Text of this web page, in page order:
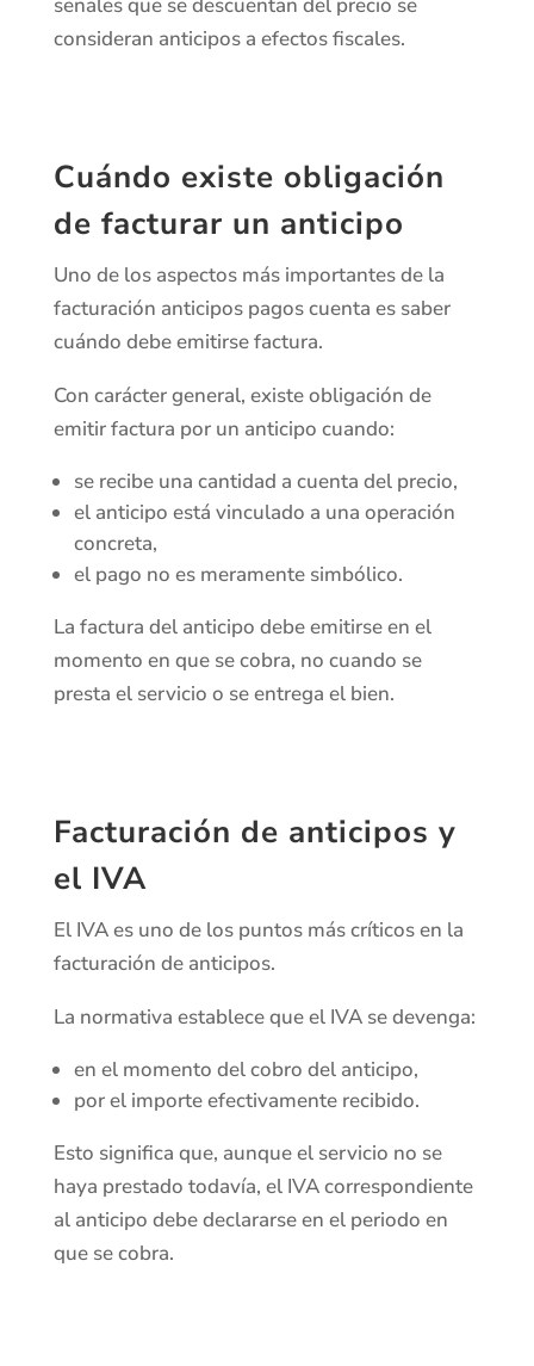
consideran anticipos a efectos fiscales.
Cuándo existe obligación
de facturar un anticipo
Uno de los aspectos más importantes de la
facturación anticipos pagos cuenta es saber
cuándo debe emitirse factura.
Con carácter general, existe obligación de
emitir factura por un anticipo cuando:
se recibe una cantidad a cuenta del precio,
el anticipo está vinculado a una operación
concreta,
el pago no es meramente simbólico.
La factura del anticipo debe emitirse en el
momento en que se cobra, no cuando se
presta el servicio o se entrega el bien.
Facturación de anticipos y
el IVA
El IVA es uno de los puntos más críticos en la
facturación de anticipos.
La normativa establece que el IVA se devenga:
en el momento del cobro del anticipo,
por el importe efectivamente recibido.
Esto significa que, aunque el servicio no se
haya prestado todavía, el IVA correspondiente
al anticipo debe declararse en el periodo en
que se cobra.